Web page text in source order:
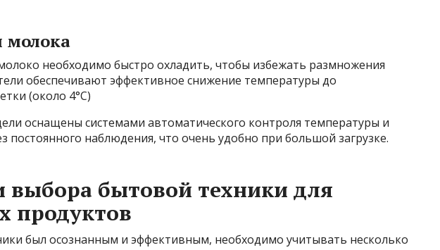
молока
необходимо быстро охладить, чтобы избежать размножения
обеспечивают эффективное снижение температуры до
(около 4°C)
оснащены системами автоматического контроля температуры и
постоянного наблюдения, что очень удобно при большой загрузке.
выбора бытовой техники для
продуктов
был осознанным и эффективным, необходимо учитывать несколько